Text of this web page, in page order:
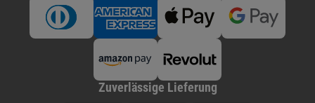
Zuverlässige Lieferung